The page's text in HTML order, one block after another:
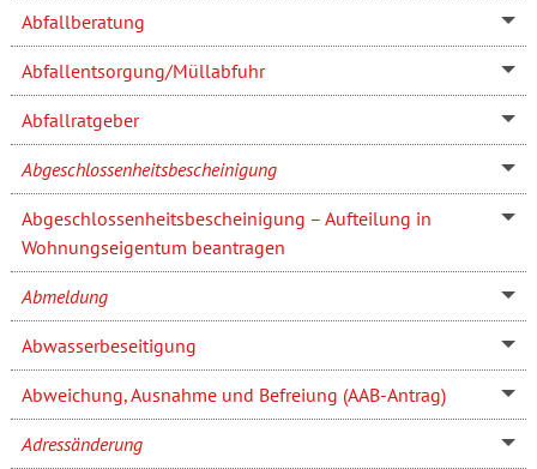
Abfallberatung
Abfallentsorgung/Müllabfuhr
Abfallratgeber
Abgeschlossenheitsbescheinigung
Abgeschlossenheitsbescheinigung – Aufteilung in
Wohnungseigentum beantragen
Abmeldung
Abwasserbeseitigung
Abweichung, Ausnahme und Befreiung (AAB-Antrag)
Adressänderung